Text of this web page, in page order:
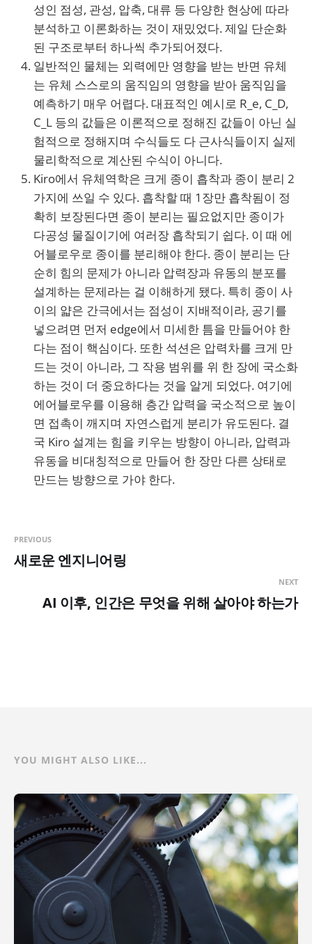
성인 점성, 관성, 압축, 대류 등 다양한 현상에 따라
분석하고 이론화하는 것이 재밌었다. 제일 단순화
된 구조로부터 하나씩 추가되어졌다.
일반적인 물체는 외력에만 영향을 받는 반면 유체
는 유체 스스로의 움직임의 영향을 받아 움직임을
예측하기 매우 어렵다. 대표적인 예시로 R_e, C_D,
C_L 등의 값들은 이론적으로 정해진 값들이 아닌 실
험적으로 정해지며 수식들도 다 근사식들이지 실제
물리학적으로 계산된 수식이 아니다.
Kiro에서 유체역학은 크게 종이 흡착과 종이 분리 2
가지에 쓰일 수 있다. 흡착할 때 1장만 흡착됨이 정
확히 보장된다면 종이 분리는 필요없지만 종이가
다공성 물질이기에 여러장 흡착되기 쉽다. 이 때 에
어블로우로 종이를 분리해야 한다. 종이 분리는 단
순히 힘의 문제가 아니라 압력장과 유동의 분포를
설계하는 문제라는 걸 이해하게 됐다. 특히 종이 사
이의 얇은 간극에서는 점성이 지배적이라, 공기를
넣으려면 먼저 edge에서 미세한 틈을 만들어야 한
다는 점이 핵심이다. 또한 석션은 압력차를 크게 만
드는 것이 아니라, 그 작용 범위를 위 한 장에 국소화
하는 것이 더 중요하다는 것을 알게 되었다. 여기에
에어블로우를 이용해 층간 압력을 국소적으로 높이
면 접촉이 깨지며 자연스럽게 분리가 유도된다. 결
국 Kiro 설계는 힘을 키우는 방향이 아니라, 압력과
유동을 비대칭적으로 만들어 한 장만 다른 상태로
만드는 방향으로 가야 한다.
PREVIOUS
새로운 엔지니어링
NEXT
AI 이후, 인간은 무엇을 위해 살아야 하는가
YOU MIGHT ALSO LIKE...